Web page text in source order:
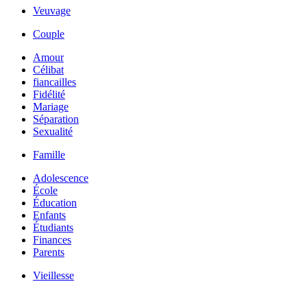
Veuvage
Couple
Amour
Célibat
fiancailles
Fidélité
Mariage
Séparation
Sexualité
Famille
Adolescence
École
Éducation
Enfants
Étudiants
Finances
Parents
Vieillesse